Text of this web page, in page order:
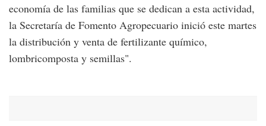
economía de las familias que se dedican a esta actividad,
la Secretaría de Fomento Agropecuario inició este martes
la distribución y venta de fertilizante químico,
lombricomposta y semillas".